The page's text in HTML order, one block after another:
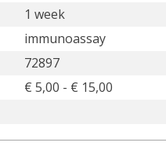
1 week
immunoassay
72897
€ 5,00 - € 15,00